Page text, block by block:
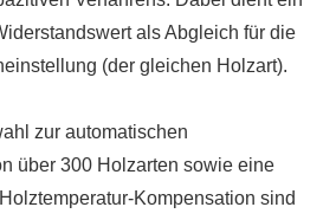
als Abgleich für die
(der gleichen Holzart).
zur automatischen
über 300 Holzarten sowie eine
Kompensation sind